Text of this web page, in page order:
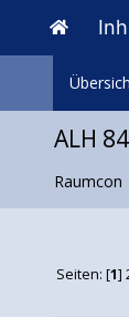
ALH
Raumcon
Seiten: [1]